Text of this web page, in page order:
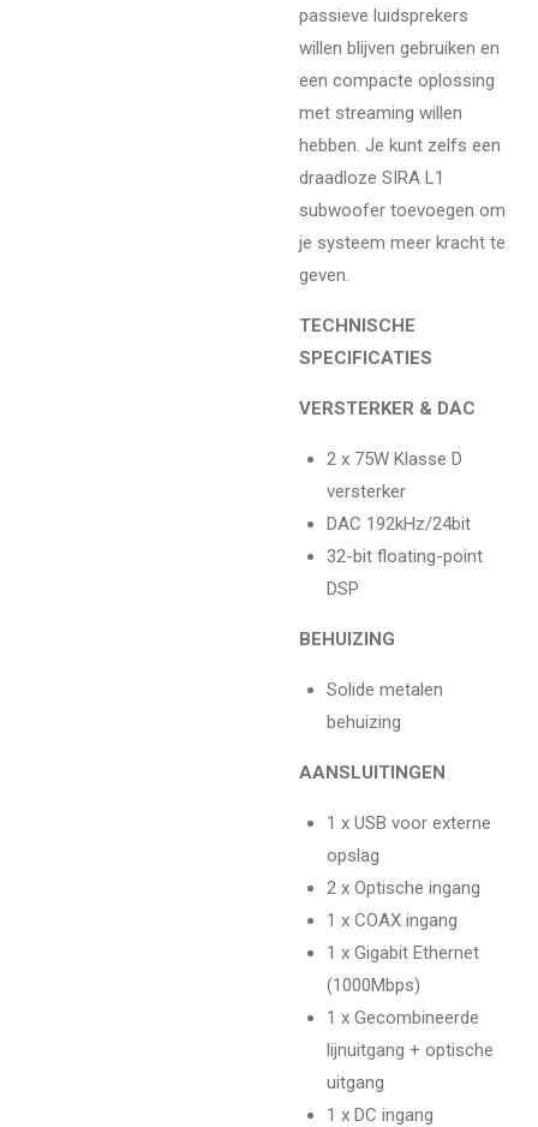
passieve luidsprekers
willen blijven gebruiken en
een compacte oplossing
met streaming willen
hebben. Je kunt zelfs een
draadloze SIRA L1
subwoofer toevoegen om
je systeem meer kracht te
geven.
TECHNISCHE
SPECIFICATIES
VERSTERKER & DAC
2 x 75W Klasse D
versterker
DAC 192kHz/24bit
32-bit floating-point
DSP
BEHUIZING
Solide metalen
behuizing
AANSLUITINGEN
1 x USB voor externe
opslag
2 x Optische ingang
1 x COAX ingang
1 x Gigabit Ethernet
(1000Mbps)
1 x Gecombineerde
lijnuitgang + optische
uitgang
1 x DC ingang